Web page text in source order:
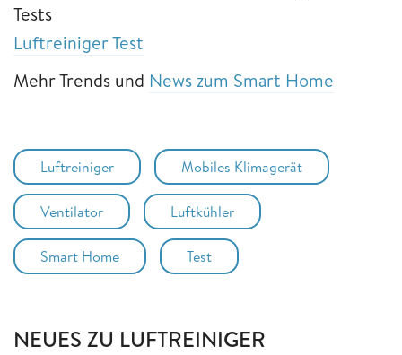
Tests
Luftreiniger Test
Mehr Trends und News zum Smart Home
Luftreiniger Mobiles Klimagerät
Ventilator Luftkühler
Smart Home Test
NEUES ZU LUFTREINIGER